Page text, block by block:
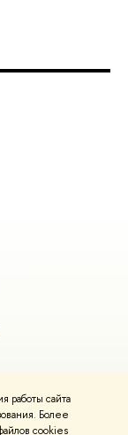
работы сайта
Более
cookies